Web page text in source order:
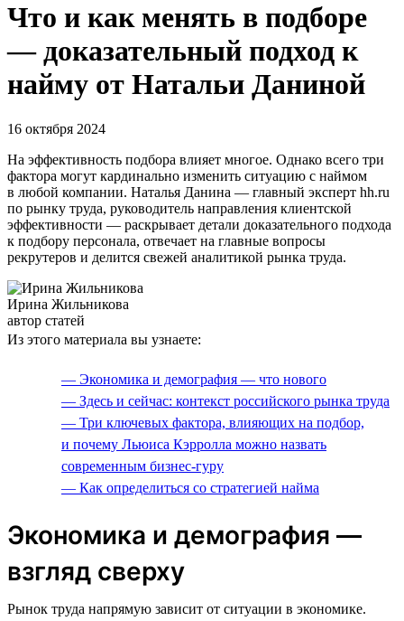
Что и как менять в подборе
— доказательный подход к
найму от Натальи Даниной
16 октября 2024
На эффективность подбора влияет многое. Однако всего три
фактора могут кардинально изменить ситуацию с наймом
в любой компании. Наталья Данина — главный эксперт hh.ru
по рынку труда, руководитель направления клиентской
эффективности — раскрывает детали доказательного подхода
к подбору персонала, отвечает на главные вопросы
рекрутеров и делится свежей аналитикой рынка труда.
Ирина Жильникова
автор статей
Из этого материала вы узнаете:
— Экономика и демография — что нового
— Здесь и сейчас: контекст российского рынка труда
— Три ключевых фактора, влияющих на подбор,
и почему Льюиса Кэрролла можно назвать
современным бизнес-гуру
— Как определиться со стратегией найма
Экономика и демография —
взгляд сверху
Рынок труда напрямую зависит от ситуации в экономике.